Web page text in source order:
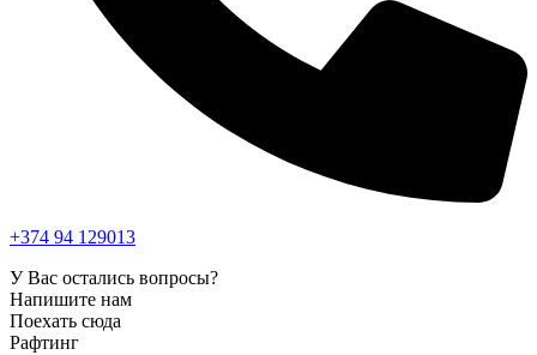
+374 94 129013
У Вас остались вопросы?
Напишите нам
Поехать сюда
Рафтинг